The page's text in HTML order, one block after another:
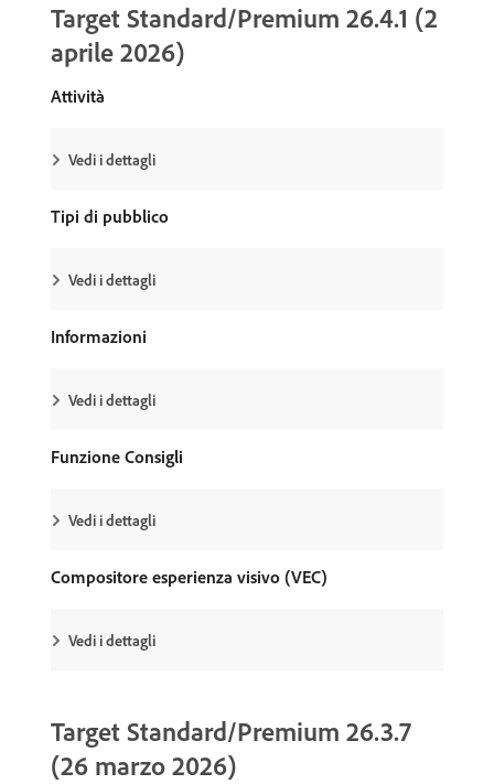
Target Standard/Premium 26.4.1 (2
aprile 2026)
Attività
Vedi i dettagli
Tipi di pubblico
Vedi i dettagli
Informazioni
Vedi i dettagli
Funzione Consigli
Vedi i dettagli
Compositore esperienza visivo (VEC)
Vedi i dettagli
Target Standard/Premium 26.3.7
(26 marzo 2026)